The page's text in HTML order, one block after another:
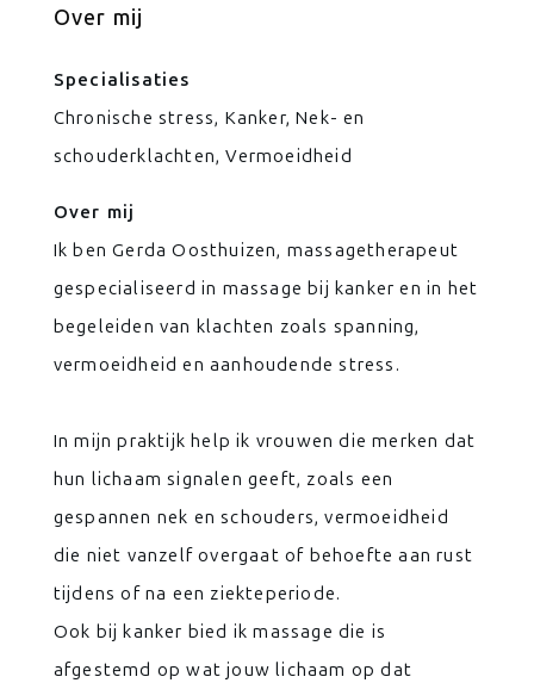
Over mij
Specialisaties
Chronische stress, Kanker, Nek- en
schouderklachten, Vermoeidheid
Over mij
Ik ben Gerda Oosthuizen, massagetherapeut
gespecialiseerd in massage bij kanker en in het
begeleiden van klachten zoals spanning,
vermoeidheid en aanhoudende stress.
In mijn praktijk help ik vrouwen die merken dat
hun lichaam signalen geeft, zoals een
gespannen nek en schouders, vermoeidheid
die niet vanzelf overgaat of behoefte aan rust
tijdens of na een ziekteperiode.
Ook bij kanker bied ik massage die is
afgestemd op wat jouw lichaam op dat